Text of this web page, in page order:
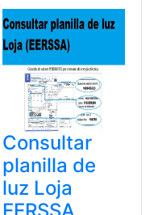
Consultar
planilla de
luz Loja